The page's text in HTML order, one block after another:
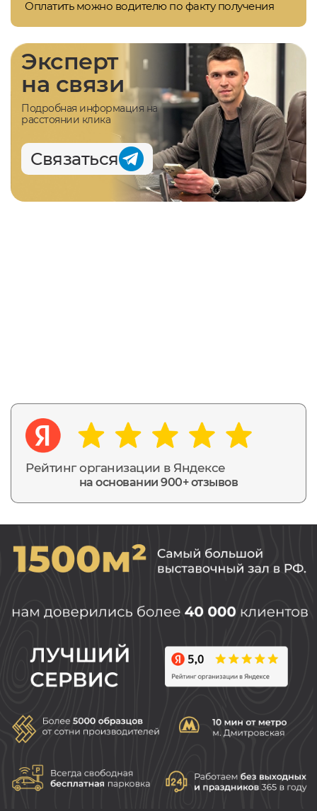
Оплатить можно водителю по факту получения
Рейтинг организации в Яндексе
на основании 900+ отзывов
Эксперт
на связи
Подробная информация на
расстоянии клика
Связаться